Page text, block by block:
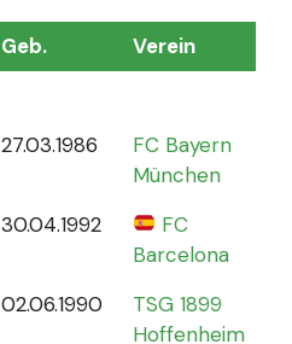
Geb. Verein
27.03.1986
FC Bayern
München
30.04.1992
FC
Barcelona
02.06.1990
TSG 1899
Hoffenheim